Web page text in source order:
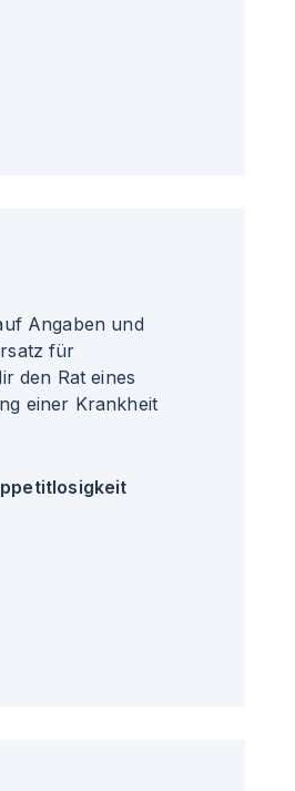
Angaben und
für
den Rat eines
einer Krankheit